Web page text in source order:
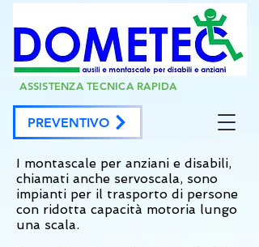
PREVENTIVO
ASSISTENZA TECNICA RAPIDA
I montascale per anziani e disabili,
chiamati anche servoscala, sono
impianti per il trasporto di persone
con ridotta capacità motoria lungo
una scala.